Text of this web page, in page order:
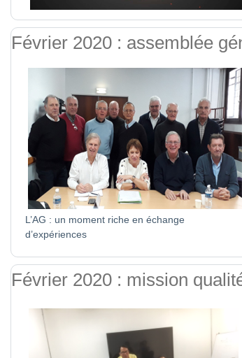
Février 2020 : assemblée
L’AG : un moment riche en échange
d’expériences
Février 2020 : mission